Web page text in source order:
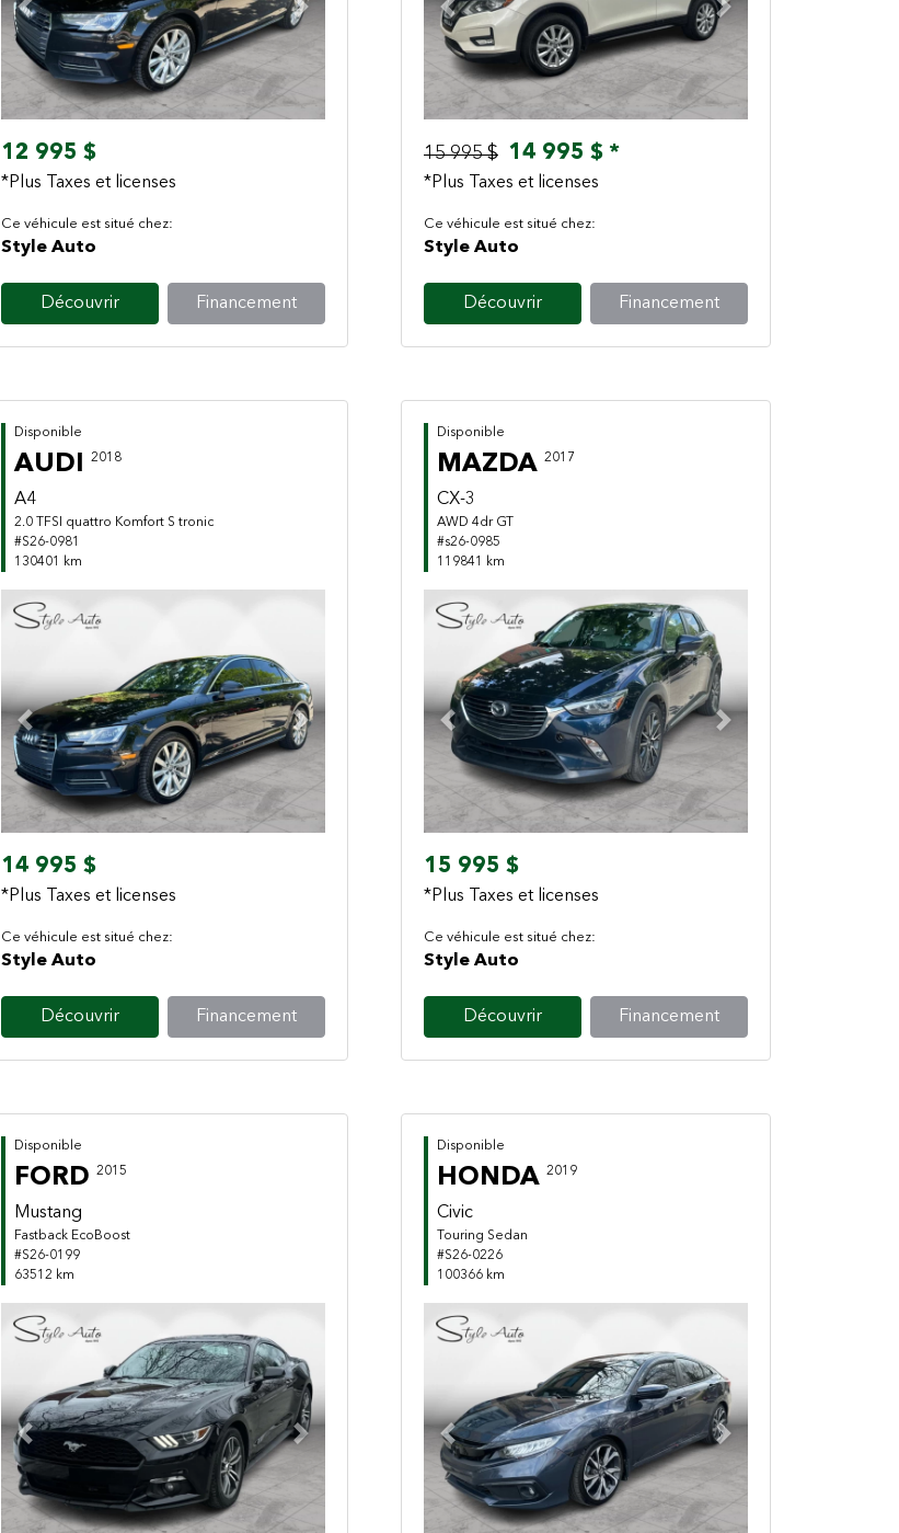
Previous Next
12 995 $
*Plus Taxes et licenses
Ce véhicule est situé chez:
Style Auto
Découvrir Financement
Previous Next
15 995 $ 14 995 $ *
*Plus Taxes et licenses
Ce véhicule est situé chez:
Style Auto
Découvrir Financement
Disponible
AUDI 2018
A4
2.0 TFSI quattro Komfort S tronic
#S26-0981
130401 km
Previous Next
14 995 $
*Plus Taxes et licenses
Ce véhicule est situé chez:
Style Auto
Découvrir Financement
Disponible
MAZDA 2017
CX-3
AWD 4dr GT
#s26-0985
119841 km
Previous Next
15 995 $
*Plus Taxes et licenses
Ce véhicule est situé chez:
Style Auto
Découvrir Financement
Disponible
FORD 2015
Mustang
Fastback EcoBoost
#S26-0199
63512 km
Previous Next
Disponible
HONDA 2019
Civic
Touring Sedan
#S26-0226
100366 km
Previous Next